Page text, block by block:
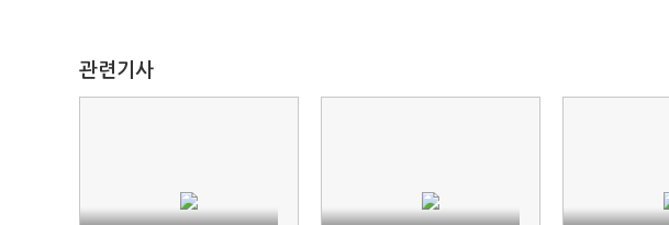
관련기사